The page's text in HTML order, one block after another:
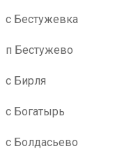
с Бестужевка
п Бестужево
с Бирля
с Богатырь
с Болдасьево